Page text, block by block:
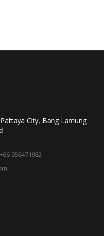
City, Bang Lamung
956471982